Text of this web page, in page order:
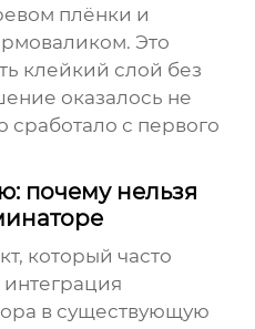
плёнки и
Это
клейкий слой без
оказалось не
с первого
почему нельзя
который часто
в существующую